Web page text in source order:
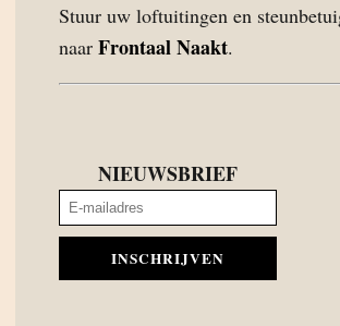
Stuur uw loftuitingen en
naar Frontaal Naakt.
NIEUWSBRIEF
INSCHRIJVEN